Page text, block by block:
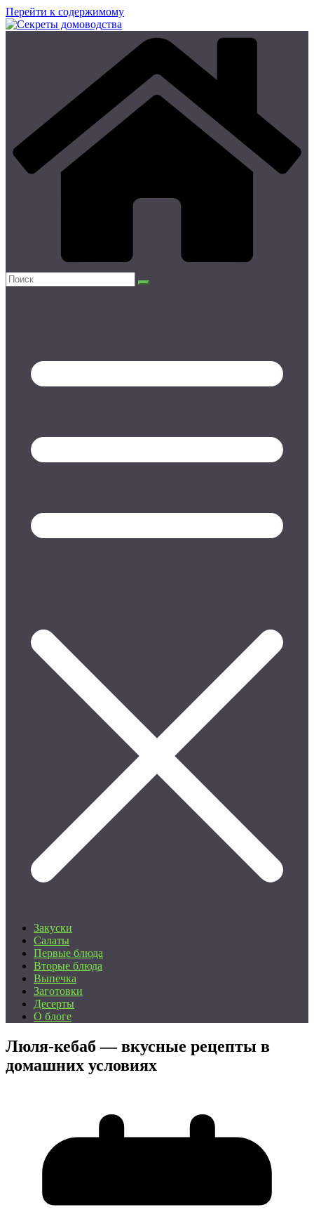
Перейти к содержимому
Закуски
Салаты
Первые блюда
Вторые блюда
Выпечка
Заготовки
Десерты
О блоге
Люля-кебаб — вкусные рецепты в
домашних условиях